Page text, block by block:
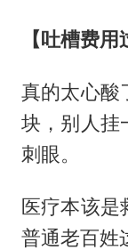
【吐槽费
真的太心酸
块，别人挂
刺眼。
医疗本该是
普通老百姓